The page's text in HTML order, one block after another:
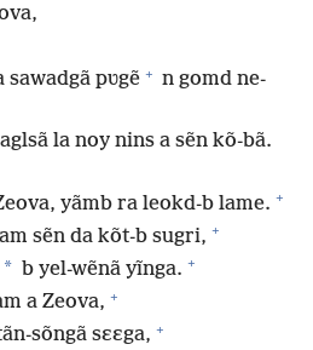
sawadgã pʋgẽ + n gomd ne-
la noy nins a sẽn kõ-bã.
yãmb ra leokd-b lame. +
sẽn da kõt-b sugri, +
* b yel-wẽnã yĩnga. +
a Zeova, +
sõngã sɛɛga, +